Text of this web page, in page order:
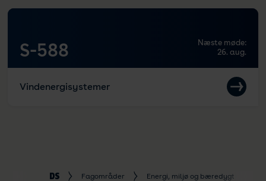
S-588
Næste møde:
26. aug.
Vindenergisystemer
Fagområder Energi, miljø og bæredygtighed